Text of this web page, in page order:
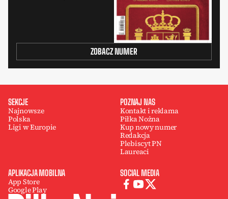
ZOBACZ NUMER
SEKCJE
Najnowsze
Polska
Ligi w Europie
POZNAJ NAS
Kontakt i reklama
Piłka Nożna
Kup nowy numer
Redakcja
Plebiscyt PN
Laureaci
APLIKACJA MOBILNA
App Store
Google Play
SOCIAL MEDIA